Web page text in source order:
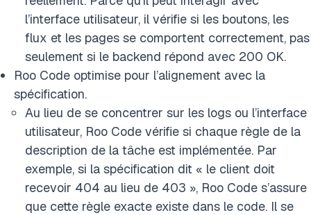
l’interface utilisateur, il vérifie si les boutons, les
flux et les pages se comportent correctement, pas
seulement si le backend répond avec 200 OK.
Roo Code optimise pour l’alignement avec la
spécification.
Au lieu de se concentrer sur les logs ou l’interface
utilisateur, Roo Code vérifie si chaque règle de la
description de la tâche est implémentée. Par
exemple, si la spécification dit « le client doit
recevoir 404 au lieu de 403 », Roo Code s’assure
que cette règle exacte existe dans le code. Il se